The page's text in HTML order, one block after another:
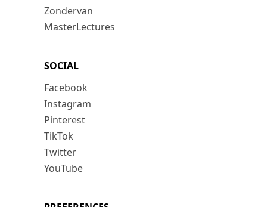
Zondervan
MasterLectures
SOCIAL
Facebook
Instagram
Pinterest
TikTok
Twitter
YouTube